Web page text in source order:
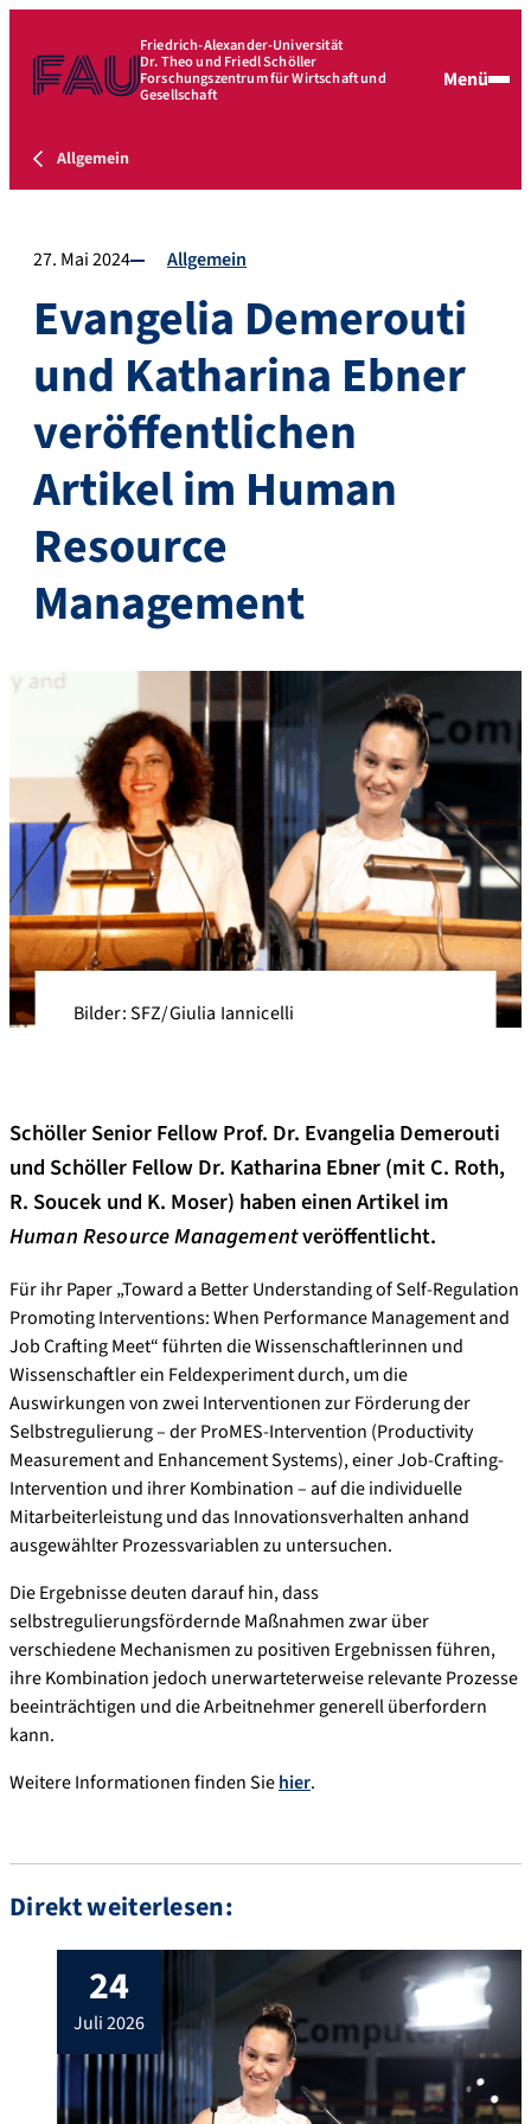
Friedrich-Alexander-Universität
Dr. Theo und Friedl Schöller
Forschungszentrum für Wirtschaft und
Gesellschaft
Menü
Allgemein
27. Mai 2024 Allgemein
Evangelia Demerouti
und Katharina Ebner
veröffentlichen
Artikel im Human
Resource
Management
Bilder: SFZ/Giulia Iannicelli
Schöller Senior Fellow Prof. Dr. Evangelia Demerouti
und Schöller Fellow Dr. Katharina Ebner (mit C. Roth,
R. Soucek und K. Moser) haben einen Artikel im
Human Resource Managementveröffentlicht.
Für ihr Paper „Toward a Better Understanding of Self‐Regulation
Promoting Interventions: When Performance Management and
Job Crafting Meet“ führten die Wissenschaftlerinnen und
Wissenschaftler ein Feldexperiment durch, um die
Auswirkungen von zwei Interventionen zur Förderung der
Selbstregulierung – der ProMES-Intervention (Productivity
Measurement and Enhancement Systems), einer Job-Crafting-
Intervention und ihrer Kombination – auf die individuelle
Mitarbeiterleistung und das Innovationsverhalten anhand
ausgewählter Prozessvariablen zu untersuchen.
Die Ergebnisse deuten darauf hin, dass
selbstregulierungsfördernde Maßnahmen zwar über
verschiedene Mechanismen zu positiven Ergebnissen führen,
ihre Kombination jedoch unerwarteterweise relevante Prozesse
beeinträchtigen und die Arbeitnehmer generell überfordern
kann.
Weitere Informationen finden Siehier.
Direkt weiterlesen:
24
juli 2026